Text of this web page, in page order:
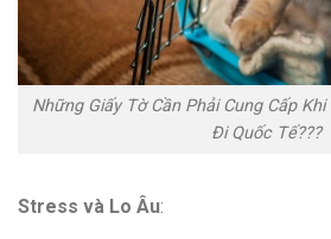
Những Giấy Tờ Cần Phải Cung Cấp
Đi Quốc Tế???
Stress và Lo Âu: